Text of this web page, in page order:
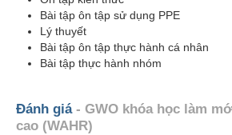
Bài tập ôn tập sử dụng PPE
Lý thuyết
Bài tập ôn tập thực hành cá nhân
Bài tập thực hành nhóm
Đánh giá- GWO khóa học làm
cao (WAHR)